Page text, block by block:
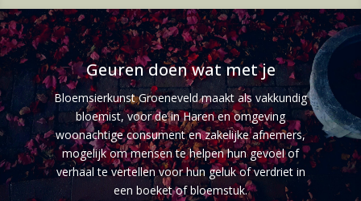
Geuren doen wat met je
Bloemsierkunst Groeneveld maakt als vakkundig
bloemist, voor de in Haren en omgeving
woonachtige consument en zakelijke afnemers,
mogelijk om mensen te helpen hun gevoel of
verhaal te vertellen voor hun geluk of verdriet in
een boeket of bloemstuk.